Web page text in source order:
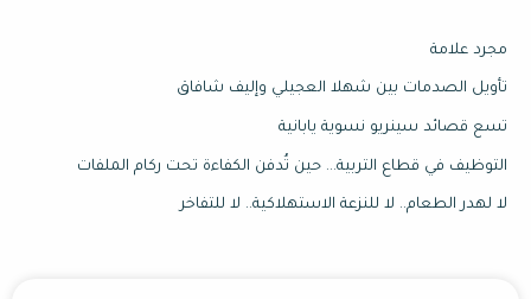
مجرد علامة
تأويل الصدمات بين شهلا العجيلي وإليف شافاق
تسع قصائد سينريو نسوية يابانية
التوظيف في قطاع التربية… حين تُدفن الكفاءة تحت ركام الملفات
لا لهدر الطعام.. لا للنزعة الاستهلاكية.. لا للتفاخر